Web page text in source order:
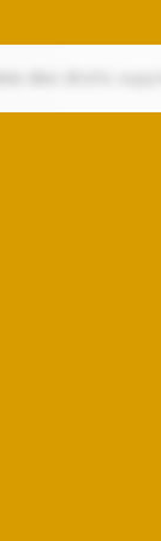
des droits